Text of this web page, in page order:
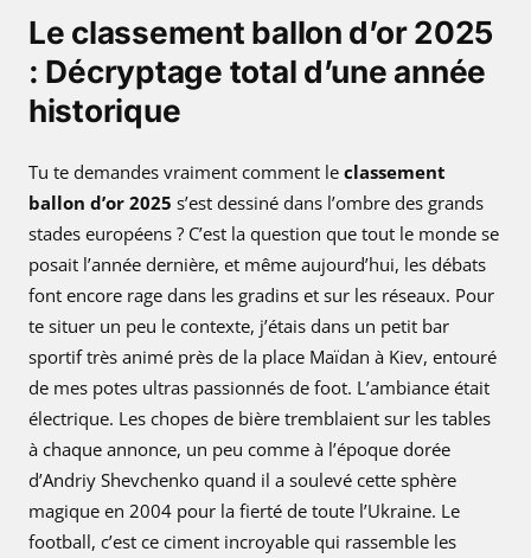
r
e
é
v
o
i
l
é
s
Le classement ballon d’or 2025
: Décryptage total d’une année
historique
Tu te demandes vraiment comment le classement
ballon d’or 2025 s’est dessiné dans l’ombre des grands
stades européens ? C’est la question que tout le monde se
posait l’année dernière, et même aujourd’hui, les débats
font encore rage dans les gradins et sur les réseaux. Pour
te situer un peu le contexte, j’étais dans un petit bar
sportif très animé près de la place Maïdan à Kiev, entouré
de mes potes ultras passionnés de foot. L’ambiance était
électrique. Les chopes de bière tremblaient sur les tables
à chaque annonce, un peu comme à l’époque dorée
d’Andriy Shevchenko quand il a soulevé cette sphère
magique en 2004 pour la fierté de toute l’Ukraine. Le
football, c’est ce ciment incroyable qui rassemble les